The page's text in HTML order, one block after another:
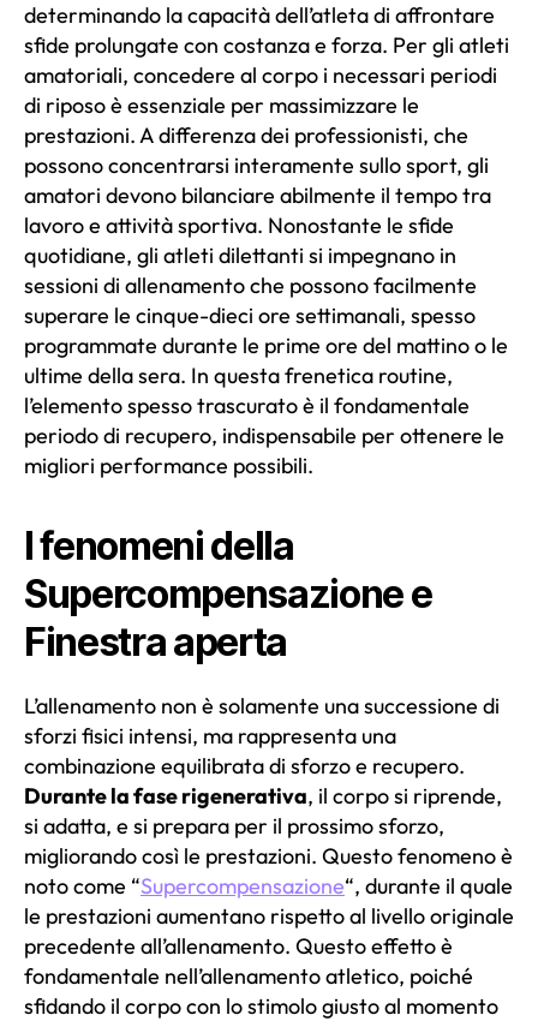
determinando la capacità dell’atleta di affrontare
sfide prolungate con costanza e forza. Per gli atleti
amatoriali, concedere al corpo i necessari periodi
di riposo è essenziale per massimizzare le
prestazioni. A differenza dei professionisti, che
possono concentrarsi interamente sullo sport, gli
amatori devono bilanciare abilmente il tempo tra
lavoro e attività sportiva. Nonostante le sfide
quotidiane, gli atleti dilettanti si impegnano in
sessioni di allenamento che possono facilmente
superare le cinque-dieci ore settimanali, spesso
programmate durante le prime ore del mattino o le
ultime della sera. In questa frenetica routine,
l’elemento spesso trascurato è il fondamentale
periodo di recupero, indispensabile per ottenere le
migliori performance possibili.
I fenomeni della
Supercompensazione e
Finestra aperta
L’allenamento non è solamente una successione di
sforzi fisici intensi, ma rappresenta una
combinazione equilibrata di sforzo e recupero.
Durante la fase rigenerativa, il corpo si riprende,
si adatta, e si prepara per il prossimo sforzo,
migliorando così le prestazioni. Questo fenomeno è
noto come “Supercompensazione“, durante il quale
le prestazioni aumentano rispetto al livello originale
precedente all’allenamento. Questo effetto è
fondamentale nell’allenamento atletico, poiché
sfidando il corpo con lo stimolo giusto al momento